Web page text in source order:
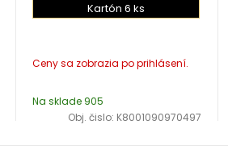
Kartón 6 ks
Na sklade 905
Obj. čislo: K8001090970497